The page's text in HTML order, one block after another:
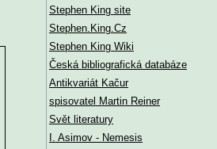
Stephen King site
Stephen.King.Cz
Stephen King Wiki
Česká bibliografická databáze
Antikvariát Kačur
spisovatel Martin Reiner
Svět literatury
I. Asimov - Nemesis